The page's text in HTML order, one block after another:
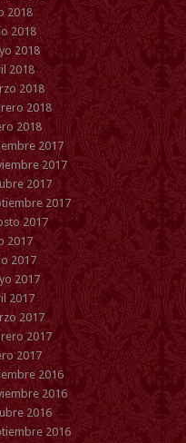
2018
2018
2018
2018
2018
2018
2018
2017
2017
2017
2017
2017
2017
2017
2017
2017
2017
2017
2017
2016
2016
2016
2016